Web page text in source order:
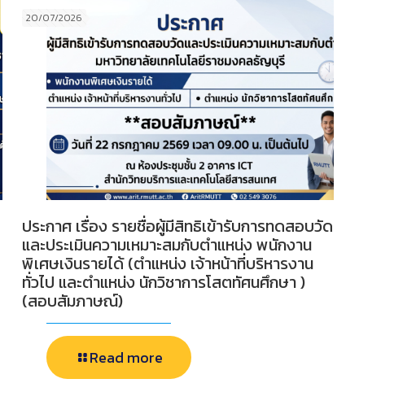
20/07/2026
ประกาศ เรื่อง รายชื่อผู้มีสิทธิเข้ารับการทดสอบวัด
และประเมินความเหมาะสมกับตำแหน่ง พนักงาน
พิเศษเงินรายได้ (ตำแหน่ง เจ้าหน้าที่บริหารงาน
ทั่วไป และตำแหน่ง นักวิชาการโสตทัศนศึกษา )
(สอบสัมภาษณ์)
Read more